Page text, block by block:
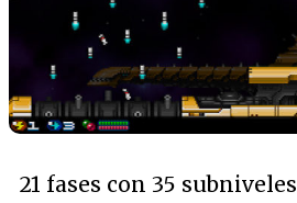
21 fases con 35